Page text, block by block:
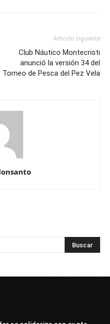
Artículo siguiente
Club Náutico Montecristi
anunció la versión 34 del
Torneo de Pesca del Pez Vela